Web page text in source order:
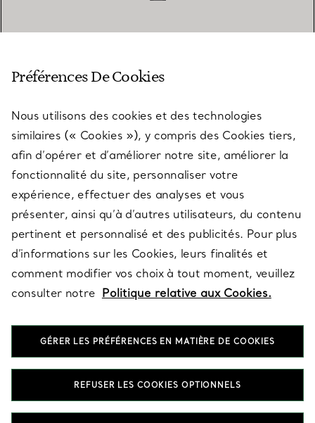
SERVICES
À PROPOS
QUESTIONS LÉGALES
SUIVEZ-NOUS
T&Co. 2026
Préférences De Cookies
Nous utilisons des cookies et des technologies
similaires (« Cookies »), y compris des Cookies tiers,
afin d’opérer et d’améliorer notre site, améliorer la
fonctionnalité du site, personnaliser votre
expérience, effectuer des analyses et vous
présenter, ainsi qu’à d’autres utilisateurs, du contenu
pertinent et personnalisé et des publicités. Pour plus
d’informations sur les Cookies, leurs finalités et
comment modifier vos choix à tout moment, veuillez
consulter notre Politique relative aux Cookies.
GÉRER LES PRÉFÉRENCES EN MATIÈRE DE COOKIES
REFUSER LES COOKIES OPTIONNELS